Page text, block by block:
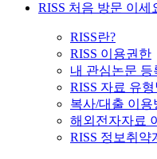
RISS 처음 방문 이세
RISS란?
RISS 이용권한
내 관심논문 등
RISS 자료 유
복사/대출 이용
해외전자자료
RISS 정보취약